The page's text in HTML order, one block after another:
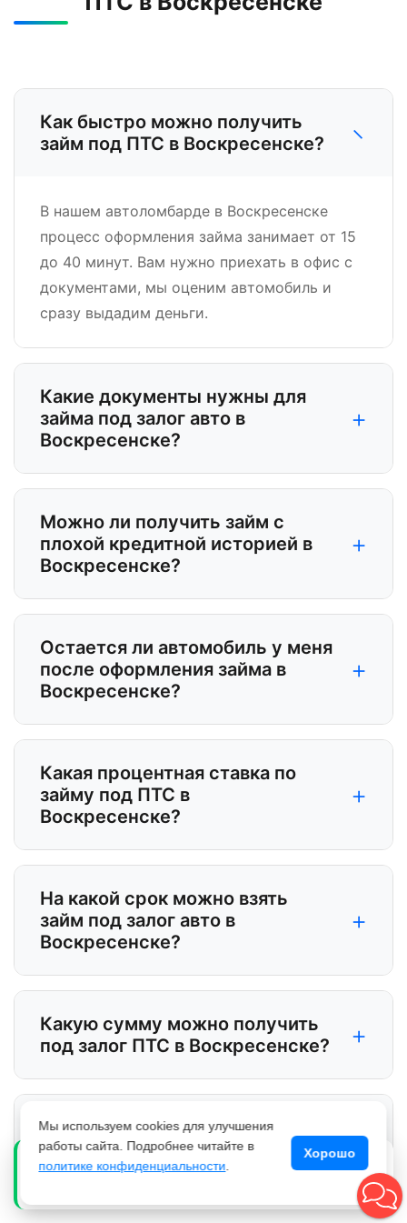
Как быстро можно получить
займ под ПТС в Воскресенске?
−
В нашем автоломбарде в Воскресенске
процесс оформления займа занимает от 15
до 40 минут. Вам нужно приехать в офис с
документами, мы оценим автомобиль и
сразу выдадим деньги.
Какие документы нужны для
займа под залог авто в
Воскресенске?
+
Можно ли получить займ с
плохой кредитной историей в
Воскресенске?
+
Остается ли автомобиль у меня
после оформления займа в
Воскресенске?
+
Какая процентная ставка по
займу под ПТС в
Воскресенске?
+
На какой срок можно взять
займ под залог авто в
Воскресенске?
+
Какую сумму можно получить
под залог ПТС в Воскресенске?
+
Работает ли автоломбард в
Воскресенске круглосуточно?
+
Е
Елена С. из Краснодар
Мы используем cookies для улучшения
работы сайта. Подробнее читайте в
политике конфиденциальности
Хорошо